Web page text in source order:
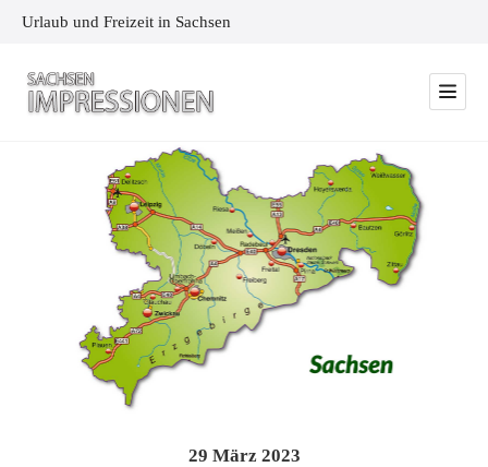
Urlaub und Freizeit in Sachsen
29 März 2023